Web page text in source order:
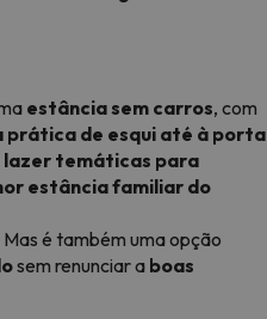
estância sem carros, com
prática de esqui até à porta
lazer temáticas para
estância familiar do
é também uma opção
sem renunciar a boas